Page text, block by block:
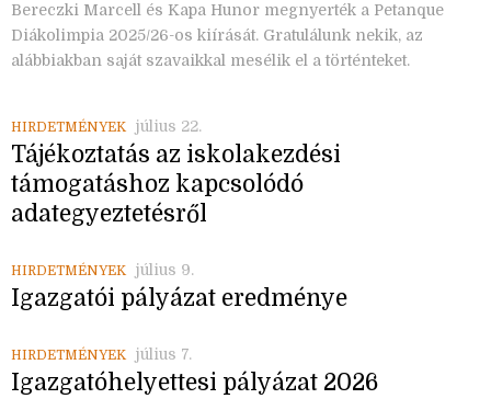
Bereczki Marcell és Kapa Hunor megnyerték a Petanque
Diákolimpia 2025/26-os kiírását. Gratulálunk nekik, az
alábbiakban saját szavaikkal mesélik el a történteket.
HIRDETMÉNYEK július 22.
Tájékoztatás az iskolakezdési
támogatáshoz kapcsolódó
adategyeztetésről
HIRDETMÉNYEK július 9.
Igazgatói pályázat eredménye
HIRDETMÉNYEK július 7.
Igazgatóhelyettesi pályázat 2026